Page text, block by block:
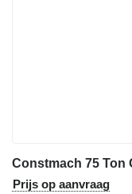
Constmach 75 Ton
Prijs op aanvraag